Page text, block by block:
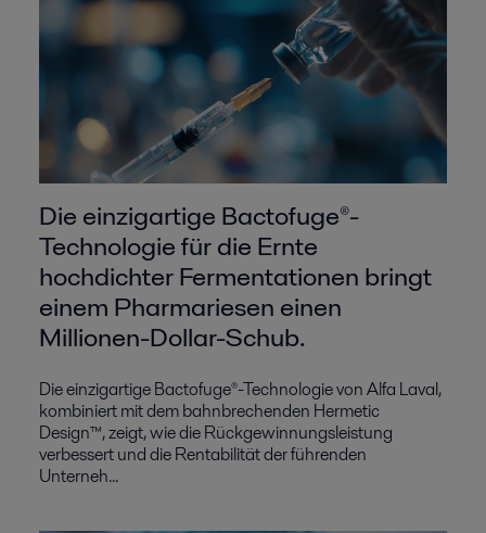
Die einzigartige Bactofuge®-
Technologie für die Ernte
hochdichter Fermentationen bringt
einem Pharmariesen einen
Millionen-Dollar-Schub.
Die einzigartige Bactofuge®-Technologie von Alfa Laval,
kombiniert mit dem bahnbrechenden Hermetic
Design™, zeigt, wie die Rückgewinnungsleistung
verbessert und die Rentabilität der führenden
Unterneh...